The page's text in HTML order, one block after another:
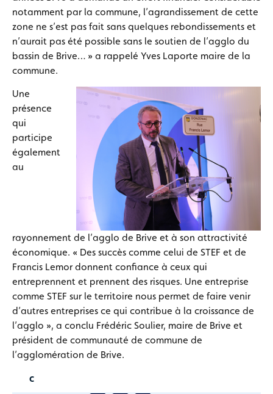
notamment par la commune, l’agrandissement de cette
zone ne s’est pas fait sans quelques rebondissements et
n’aurait pas été possible sans le soutien de l’agglo du
bassin de Brive… » a rappelé Yves Laporte maire de la
commune.
Une
présence
qui
participe
également
au
rayonnement de l’agglo de Brive et à son attractivité
économique. « Des succès comme celui de STEF et de
Francis Lemor donnent confiance à ceux qui
entreprennent et prennent des risques. Une entreprise
comme STEF sur le territoire nous permet de faire venir
d’autres entreprises ce qui contribue à la croissance de
l’agglo », a conclu Frédéric Soulier, maire de Brive et
président de communauté de commune de
l’agglomération de Brive.